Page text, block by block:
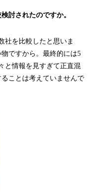
討されたのですか。
社を比較したと思いま
ですから。最終的には5
と情報を見すぎて正直混
ことは考えていませんで